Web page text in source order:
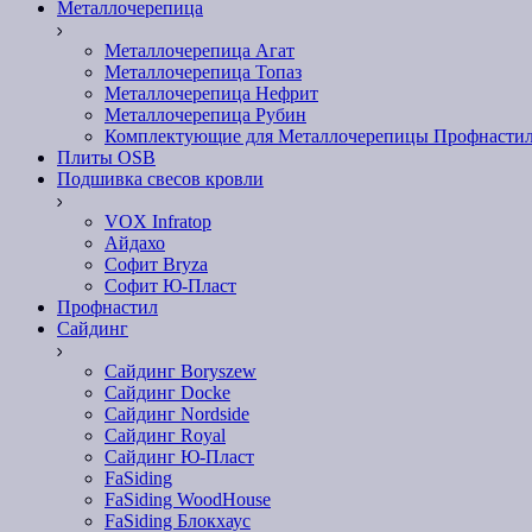
Металлочерепица
Металлочерепица Агат
Металлочерепица Топаз
Металлочерепица Нефрит
Металлочерепица Рубин
Комплектующие для Металлочерепицы
Плиты OSB
Подшивка свесов кровли
VOX Infratop
Айдахо
Софит Bryza
Софит Ю-Пласт
Профнастил
Сайдинг
Сайдинг Boryszew
Сайдинг Docke
Сайдинг Nordside
Сайдинг Royal
Сайдинг Ю-Пласт
FaSiding
FaSiding WoodHouse
FaSiding Блокхаус